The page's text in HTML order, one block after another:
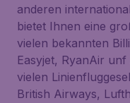
anderen
bietet Ihnen eine
vielen bekannten
Easyjet, RyanAir
vielen
British Airways,